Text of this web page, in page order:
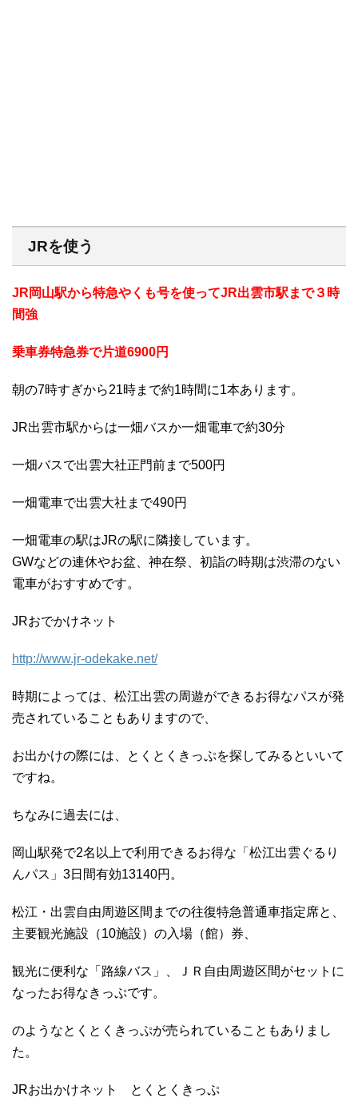
JRを使う
JR岡山駅から特急やくも号を使ってJR出雲市駅まで３時
間強
乗車券特急券で片道6900円
朝の7時すぎから21時まで約1時間に1本あります。
JR出雲市駅からは一畑バスか一畑電車で約30分
一畑バスで出雲大社正門前まで500円
一畑電車で出雲大社まで490円
一畑電車の駅はJRの駅に隣接しています。
GWなどの連休やお盆、神在祭、初詣の時期は渋滞のない
電車がおすすめです。
JRおでかけネット
http://www.jr-odekake.net/
時期によっては、松江出雲の周遊ができるお得なパスが発
売されていることもありますので、
お出かけの際には、とくとくきっぷを探してみるといいて
ですね。
ちなみに過去には、
岡山駅発で2名以上で利用できるお得な「松江出雲ぐるり
んパス」3日間有効13140円。
松江・出雲自由周遊区間までの往復特急普通車指定席と、
主要観光施設（10施設）の入場（館）券、
観光に便利な「路線バス」、ＪＲ自由周遊区間がセットに
なったお得なきっぷです。
のようなとくとくきっぷが売られていることもありまし
た。
JRお出かけネット とくとくきっぷ